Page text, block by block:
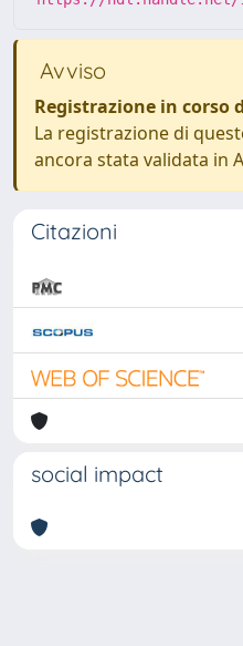
Avviso
Registrazione in corso
La registrazione di
ancora stata validata in
Citazioni
social impact